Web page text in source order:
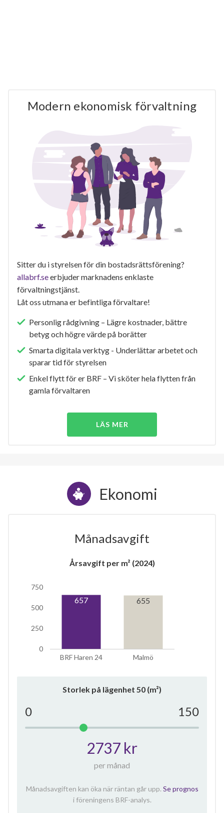
Modern ekonomisk förvaltning
Sitter du i styrelsen för din bostadsrättsförening?
allabrf.seerbjuder marknadens enklaste
förvaltningstjänst.
Låt oss utmana er befintliga förvaltare!
Personlig rådgivning – Lägre kostnader, bättre
betyg och högre värde på borätter
Smarta digitala verktyg - Underlättar arbetet och
sparar tid för styrelsen
Enkel flytt för er BRF – Vi sköter hela flytten från
gamla förvaltaren
LÄS MER
Ekonomi
Månadsavgift
Årsavgift per m² (2024)
BRF Haren 24 Malmö
0
250
500
750
657 655
Storlek på lägenhet 50 (m²)
0 150
2737 kr
per månad
Månadsavgiften kan öka när räntan går upp. Se prognos
i föreningens BRF-analys.